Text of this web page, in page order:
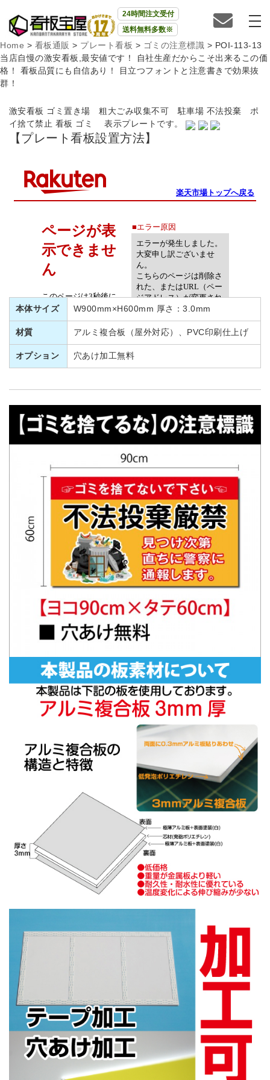
24時間注文受付
送料無料多数※
Home > 看板通販 > プレート看板 > ゴミの注意標識 > POI-113-13
当店自慢の激安看板,最安値です！ 自社生産だからこそ出来るこの価
格！ 看板品質にも自信あり！ 目立つフォントと注意書きで効果抜
群！
激安看板 ゴミ置き場 粗大ごみ収集不可 駐車場 不法投棄 ポ
イ捨て禁止 看板 ゴミ 表示プレートです。
【プレート看板設置方法】
本体サイズ W900mm×H600mm 厚さ：3.0mm
材質 アルミ複合板（屋外対応）、PVC印刷仕上げ
オプション 穴あけ加工無料